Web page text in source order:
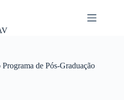
de Pós-Graduação